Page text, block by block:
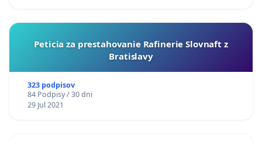
Peticia za prestahovanie Rafinerie Slovnaft z
Bratislavy
323 podpisov
84 Podpisy / 30 dni
29 Jul 2021